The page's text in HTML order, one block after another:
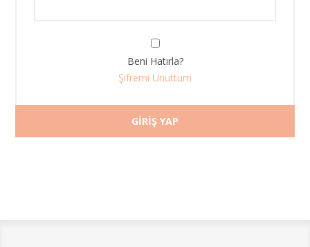
Beni Hatırla?
Şifremi Unuttum